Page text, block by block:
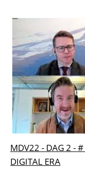
MDV22 - DAG 2 -
DIGITAL ERA